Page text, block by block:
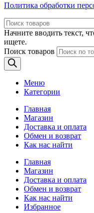
Политика обработки
Начните вводить текст,
ищете.
Поиск товаров
Меню
Категории
Главная
Магазин
Доставка и оплата
Обмен и возврат
Как нас найти
Главная
Магазин
Доставка и оплата
Обмен и возврат
Как нас найти
Избранное